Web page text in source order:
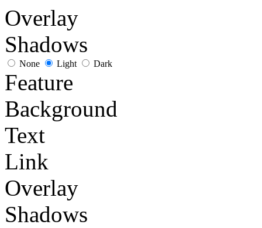
Overlay
Shadows
None Light Dark
Feature
Background
Text
Link
Overlay
Shadows